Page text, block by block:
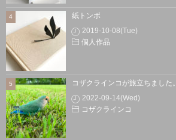
紙トンボ
2019-10-08(Tue)
個人作品
コザクラインコが旅立ちました。
2022-09-14(Wed)
コザクラインコ